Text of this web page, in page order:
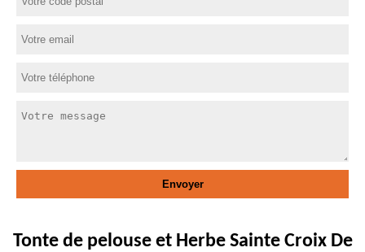
Tonte de pelouse et Herbe Sainte Croix De